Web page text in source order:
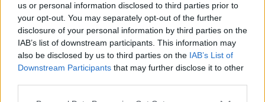
us or personal information disclosed to third parties prior to
your opt-out. You may separately opt-out of the further
disclosure of your personal information by third parties on the
IAB’s list of downstream participants. This information may
also be disclosed by us to third parties on the IAB’s List of
Downstream Participants that may further disclose it to other
Buon giorno
Ma insomma, possibile che io debba fare sempre la